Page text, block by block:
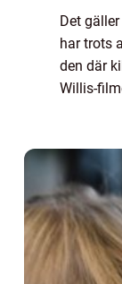
Det
har trots
den där
Willis-